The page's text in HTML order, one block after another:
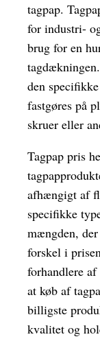
tagpap.
for industri-
brug for en
den
fastgøres på
skruer eller
Tagpap pris
afhængigt af
specifikke
mængden,
forskel i
forhandlere
at køb af
billigste
kvalitet og